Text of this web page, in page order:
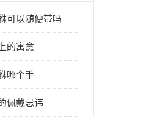
可以随便带吗
的寓意
哪个手
佩戴忌讳